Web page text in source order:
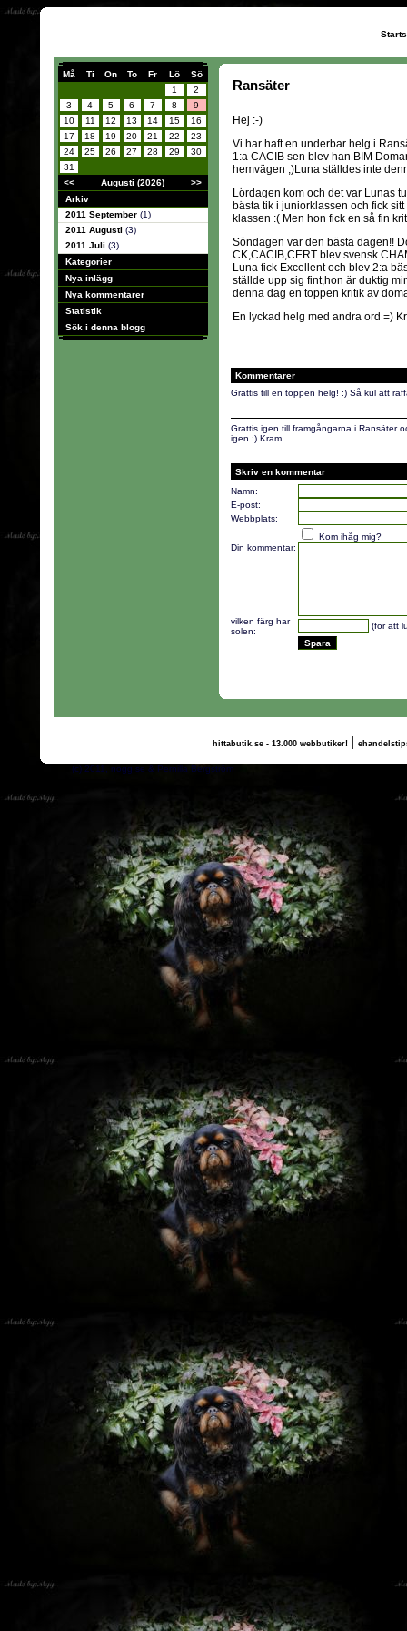
Må Ti On To Fr Lö
Sö
1
2
3
4 5 6 7 8
9
10
11 12 13 14 15
16
17
18 19 20 21 22
23
24
25 26 27 28 29
30
31
<<
Augusti (2026)
>>
Arkiv
2011 September (1)
2011 Augusti (3)
2011 Juli (3)
Kategorier
Nya inlägg
Nya kommentarer
Statistik
Sök i denna blogg
Ransäter
Hej :-)
Vi har haft en underbar helg i
1:a CACIB sen blev han BIM
hemvägen ;)Luna ställdes inte
Lördagen kom och det var Lunas
bästa tik i juniorklassen och fick
klassen :( Men hon fick en så fin
Söndagen var den bästa dagen!!
CK,CACIB,CERT blev svensk
Luna fick Excellent och blev 2:a
ställde upp sig fint,hon är duktig
denna dag en toppen kritik av
En lyckad helg med andra ord =)
Kommentarer
Grattis till en toppen helg! :) Så kul att
Grattis igen till framgångarna i Ransäter
igen :) Kram
Skriv en kommentar
Namn:
E-post:
Webbplats:
Kom ihåg mig?
Din kommentar:
vilken färg har
solen:
(för att
hittabutik.se - 13.000 webbutiker!|
(c) 2011, nogg.se & Pernilla Bergström